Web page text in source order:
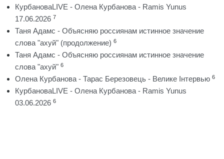
КурбановаLIVE - Олена Курбанова - Ramis Yunus
17.06.2026 7
Таня Адамс - Объясняю россиянам истинное значение
слова "ахуй" (продолжение) 6
Таня Адамс - Объясняю россиянам истинное значение
слова "ахуй" 6
Олена Курбанова - Тарас Березовець - Велике Інтервью 6
КурбановаLIVE - Олена Курбанова - Ramis Yunus
03.06.2026 6